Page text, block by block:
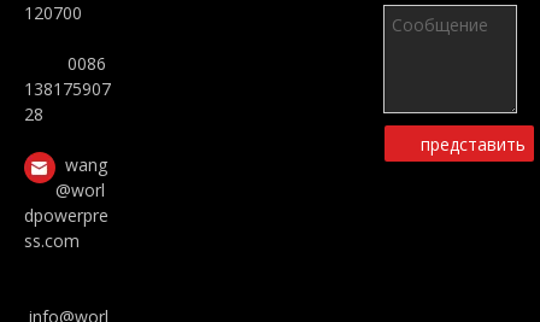
120700
0086
138175907
28
wang
@worl
dpowerpre
ss.com
info@worl
представить